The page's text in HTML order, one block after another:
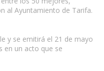
al Ayuntamiento de Tarifa.
y se emitirá el 21 de mayo
en un acto que se